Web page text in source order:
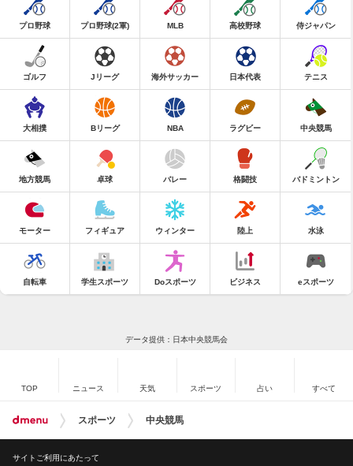
プロ野球 プロ野球(2軍) MLB 高校野球 侍ジャパン
ゴルフ Jリーグ 海外サッカー 日本代表 テニス
大相撲 Bリーグ NBA ラグビー 中央競馬
地方競馬 卓球 バレー 格闘技 バドミントン
モーター フィギュア ウィンター 陸上 水泳
自転車 学生スポーツ Doスポーツ ビジネス eスポーツ
データ提供：日本中央競馬会
TOP ニュース 天気 スポーツ 占い すべて
スポーツ 中央競馬
サイトご利用にあたって